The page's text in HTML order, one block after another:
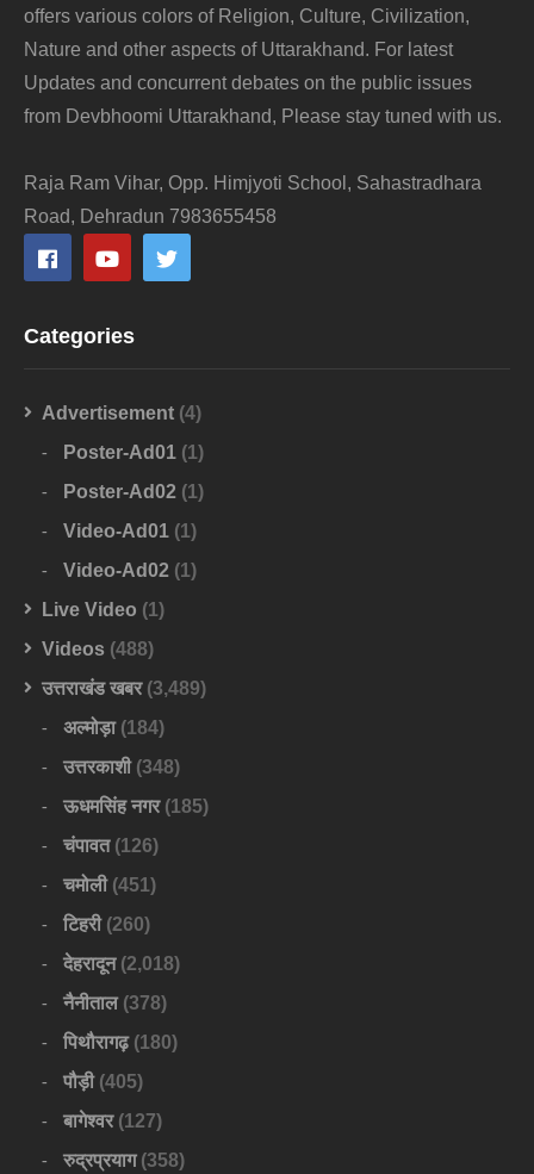
offers various colors of Religion, Culture, Civilization,
Nature and other aspects of Uttarakhand. For latest
Updates and concurrent debates on the public issues
from Devbhoomi Uttarakhand, Please stay tuned with us.
Raja Ram Vihar, Opp. Himjyoti School, Sahastradhara
Road, Dehradun 7983655458
Categories
Advertisement (4)
Poster-Ad01 (1)
Poster-Ad02 (1)
Video-Ad01 (1)
Video-Ad02 (1)
Live Video (1)
Videos (488)
उत्तराखंड खबर(3,489)
अल्मोड़ा(184)
उत्तरकाशी(348)
ऊधमसिंह नगर(185)
चंपावत(126)
चमोली(451)
टिहरी(260)
देहरादून(2,018)
नैनीताल(378)
पिथौरागढ़(180)
पौड़ी(405)
बागेश्वर(127)
रुद्रप्रयाग(358)